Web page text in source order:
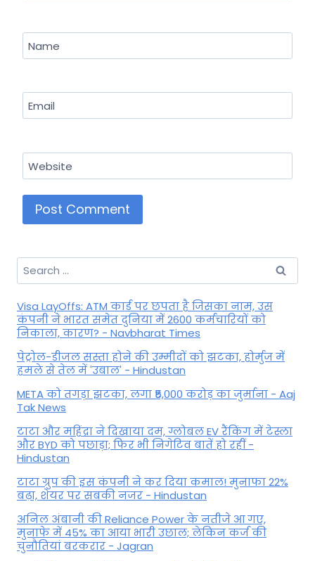
Name
Email
Website
Search
for:
Visa LayOffs: ATM कार्ड पर छपता है जिसका नाम, उस
कंपनी ने भारत समेत दुनिया में 2600 कर्मचारियों को
निकाला, कारण? - Navbharat Times
पेट्रोल-डीजल सस्ता होने की उम्मीदों को झटका, होर्मुज में
हमले से तेल में 'उबाल' - Hindustan
META को तगड़ा झटका, लगा ₹5,000 करोड़ का जुर्माना - Aaj
Tak News
टाटा और महिंद्रा ने दिखाया दम, ग्लोबल EV रैंकिंग में टेस्ला
और BYD को पछाड़ा; फिर भी निगेटिव बातें हो रहीं -
Hindustan
टाटा ग्रुप की इस कंपनी ने कर दिया कमाल! मुनाफा 22%
बढ़ा, शेयर पर सबकी नजर - Hindustan
अनिल अंबानी की Reliance Power के नतीजे आ गए,
मुनाफे में 45% का आया भारी उछाल; लेकिन कर्ज की
चुनौतियां बरकरार - Jagran